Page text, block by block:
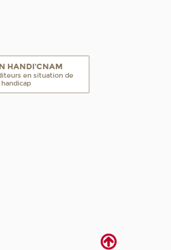
HANDI'CNAM
en situation de
handicap